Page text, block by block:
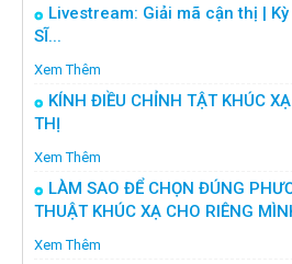
Livestream: Giải mã cận thị | Kỳ
SĨ...
Xem Thêm
KÍNH ĐIỀU CHỈNH TẬT KHÚC
THỊ
Xem Thêm
LÀM SAO ĐỂ CHỌN ĐÚNG
THUẬT KHÚC XẠ CHO RIÊNG
Xem Thêm